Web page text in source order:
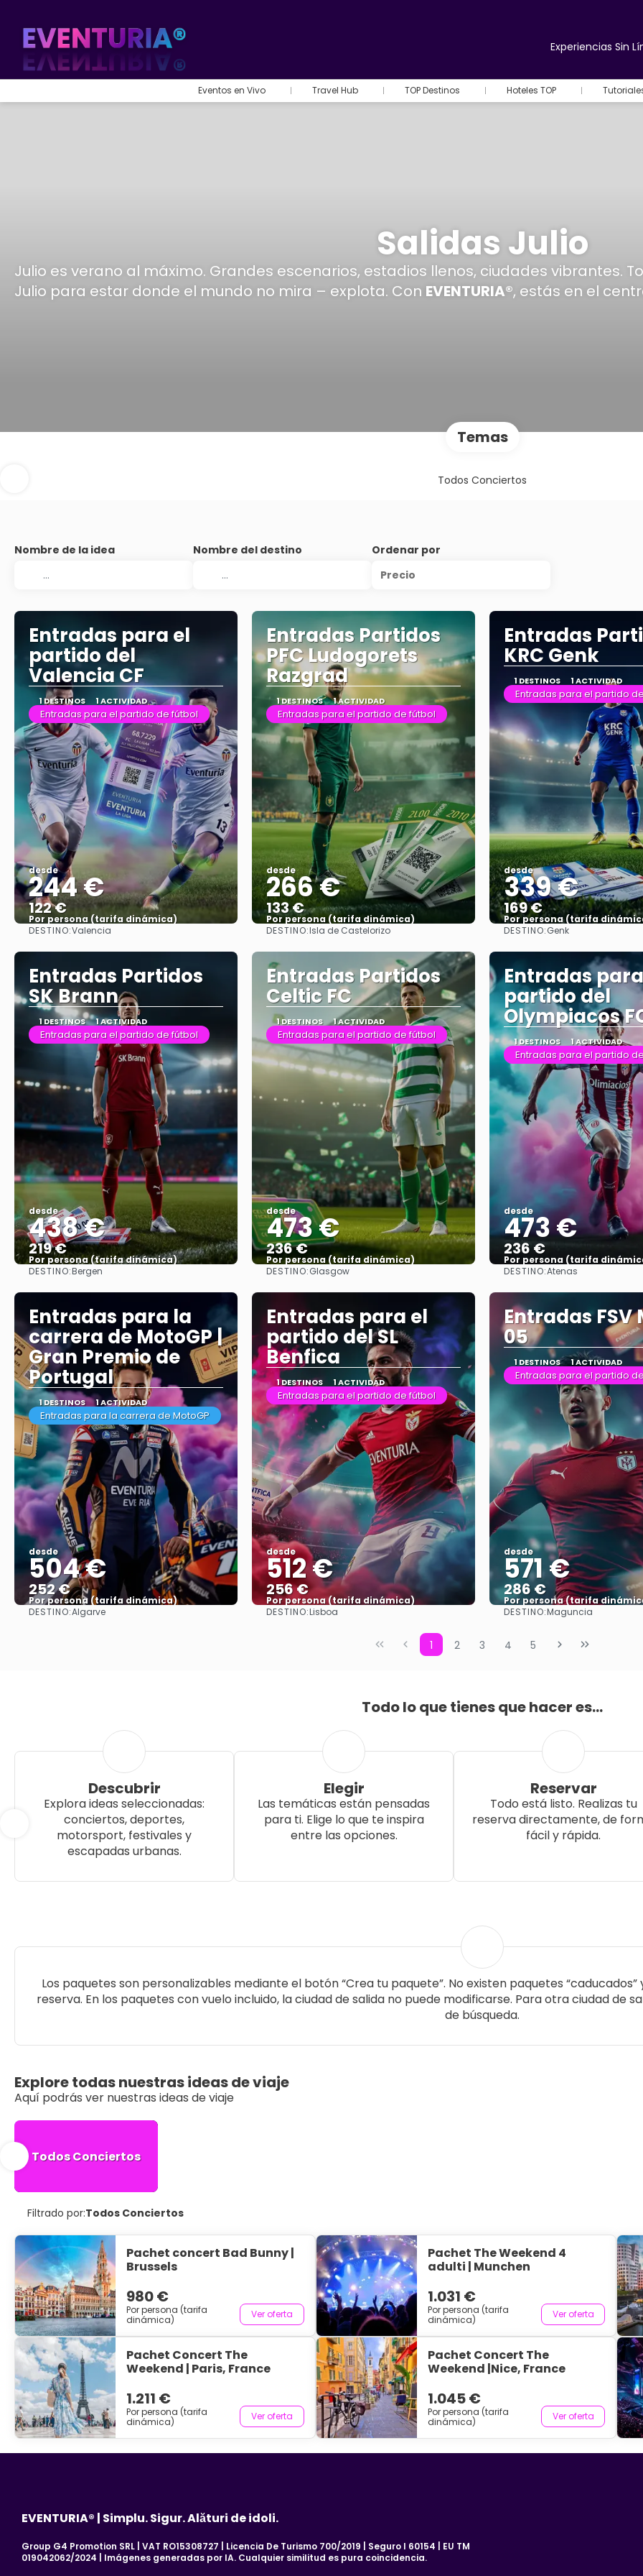
Experiencias Sin
Eventos en Vivo Travel Hub TOP Destinos Hoteles TOP
Salidas Julio
Julio es verano al máximo. Grandes escenarios, estadios llenos, ciudades vibrantes.
Julio para estar donde el mundo no mira – explota. Con EVENTURIA®, estás en el
Temas
Todos Conciertos
Nombre de la idea Nombre del destino
Ordenar por
Precio
Entradas para el
partido del
Valencia CF
1 DESTINOS 1 ACTIVIDAD
Entradas para el partido de fútbol
desde
244 €
122 €
Por persona (tarifa dinámica)
Ver más
DESTINO:Valencia
Entradas Partidos
PFC Ludogorets
Razgrad
1 DESTINOS 1 ACTIVIDAD
Entradas para el partido de fútbol
desde
266 €
133 €
Por persona (tarifa dinámica)
Ver más
DESTINO:Isla de Castelorizo
Entradas
KRC Genk
1 DESTINOS 1 ACTIVIDAD
Entradas para el partido
desde
339 €
169 €
Por persona (tarifa
DESTINO:Genk
Entradas Partidos
SK Brann
1 DESTINOS 1 ACTIVIDAD
Entradas para el partido de fútbol
desde
438 €
219 €
Por persona (tarifa dinámica)
DESTINO:Bergen
Entradas Partidos
Celtic FC
1 DESTINOS 1 ACTIVIDAD
Entradas para el partido de fútbol
desde
473 €
236 €
Por persona (tarifa dinámica)
Ver más
DESTINO:Glasgow
Entradas
partido del
Olympiacos
1 DESTINOS 1 ACTIVIDAD
Entradas para el partido
desde
473 €
236 €
Por persona (tarifa
DESTINO:Atenas
Entradas para la
carrera de MotoGP |
Gran Premio de
Portugal
1 DESTINOS 1 ACTIVIDAD
Entradas para la carrera de MotoGP
desde
504 €
252 €
Por persona (tarifa dinámica)
DESTINO:Algarve
Entradas para el
partido del SL
Benfica
1 DESTINOS 1 ACTIVIDAD
Entradas para el partido de fútbol
desde
512 €
256 €
Por persona (tarifa dinámica)
DESTINO:Lisboa
Entradas FSV
05
1 DESTINOS 1 ACTIVIDAD
Entradas para el partido
desde
571 €
286 €
Por persona (tarifa
Ver más
DESTINO:Maguncia
1 2 3 4 5
Todo lo que tienes que hacer es...
Descubrir
Explora ideas seleccionadas:
conciertos, deportes,
motorsport, festivales y
escapadas urbanas.
Elegir
Las temáticas están pensadas
para ti. Elige lo que te inspira
entre las opciones.
Reservar
Todo está listo. Realizas tu
reserva directamente, de
fácil y rápida.
Los paquetes son personalizables mediante el botón “Crea tu paquete”. No existen paquetes
reserva. En los paquetes con vuelo incluido, la ciudad de salida no puede modificarse. Para otra ciudad de
de búsqueda.
Explore todas nuestras ideas de viaje
Aquí podrás ver nuestras ideas de viaje
Todos Conciertos
Filtrado por:Todos Conciertos
Pachet concert Bad Bunny |
Brussels
980 €
Por persona (tarifa
dinámica)
Ver oferta
Pachet The Weekend 4
adulti | Munchen
1.031 €
Por persona (tarifa
dinámica)
Ver oferta
Pachet Concert The
Weekend | Paris, France
1.211 €
Por persona (tarifa
dinámica)
Ver oferta
Pachet Concert The
Weekend |Nice, France
1.045 €
Por persona (tarifa
dinámica)
Ver oferta
EVENTURIA® | Simplu. Sigur. Alături de idoli.
Group G4 Promotion SRL | VAT RO15308727 | Licencia De Turismo 700/2019 | Seguro I 60154 | EU TM
019042062/2024 | Imágenes generadas por IA. Cualquier similitud es pura coincidencia.